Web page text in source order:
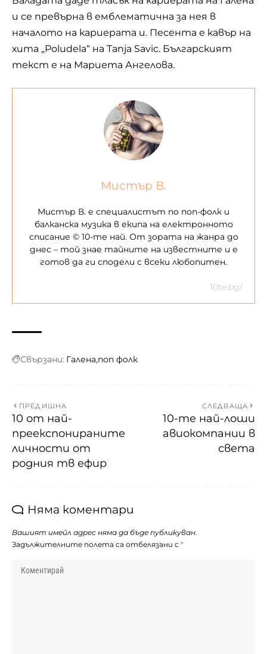
и се превърна в емблематична за нея в
началото на кариерата и. Песента е кавър на
хита „Poludela“ на Tanja Savic. Българският
текст е на Мариета Ангелова.
Мистър В.
Мистър В. е специалистът по поп-фолк и
балканска музика в екипа на електронното
списание © 10-те най. От зората на жанра до
днес – той знае тайните на известните и е
готов да ги сподели с всеки любопитен.
10te.bg/
Свързани: Галена поп фолк
ПРЕДИШНА
10 от най-
преекспонираните
личности от
родния тв ефир
СЛЕДВАЩА
10-те най-лоши
авиокомпании в
света
Няма коментари
Вашият имейл адрес няма да бъде публикуван.
Задължителните полета са отбелязани с *